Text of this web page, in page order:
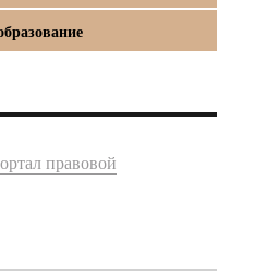
правовой